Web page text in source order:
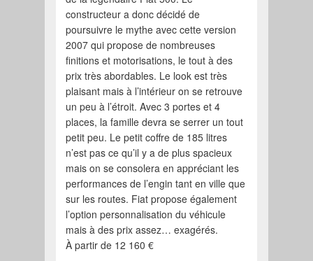
constructeur a donc décidé de
poursuivre le mythe avec cette version
2007 qui propose de nombreuses
finitions et motorisations, le tout à des
prix très abordables. Le look est très
plaisant mais à l’intérieur on se retrouve
un peu à l’étroit. Avec 3 portes et 4
places, la famille devra se serrer un tout
petit peu. Le petit coffre de 185 litres
n’est pas ce qu’il y a de plus spacieux
mais on se consolera en appréciant les
performances de l’engin tant en ville que
sur les routes. Fiat propose également
l’option personnalisation du véhicule
mais à des prix assez… exagérés.
À partir de 12 160 €